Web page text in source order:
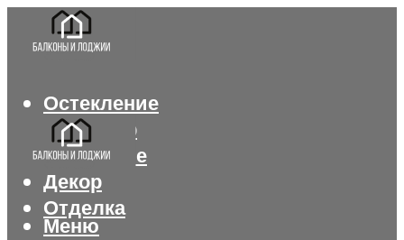
Остекление
Интерьер
Утепление
Декор
Отделка
Меню